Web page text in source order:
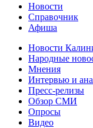
Новости
Справочник
Афиша
Новости
Народные
Мнения
Интервью и
Пресс-релизы
Обзор СМИ
Опросы
Видео